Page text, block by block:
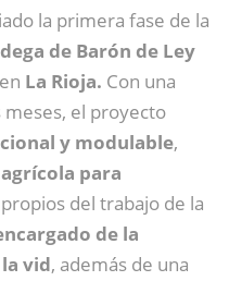
la primera fase de la
de Barón de Ley
La Rioja. Con una
el proyecto
y modulable,
para
propios del trabajo de la
de la
vid, además de una